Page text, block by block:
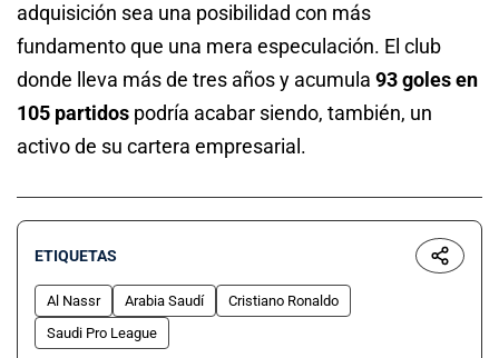
adquisición sea una posibilidad con más
fundamento que una mera especulación. El club
donde lleva más de tres años y acumula 93 goles en
105 partidos podría acabar siendo, también, un
activo de su cartera empresarial.
ETIQUETAS
Al Nassr Arabia Saudí
Cristiano Ronaldo
Saudi Pro League